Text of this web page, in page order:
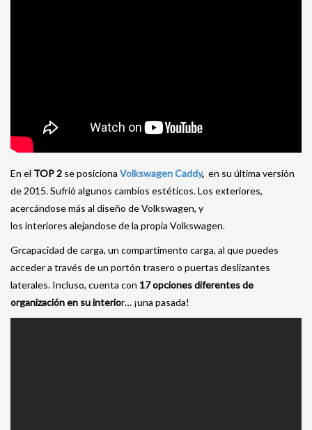
En el TOP 2 se posiciona Volkswagen Caddy, en su última versión
de 2015. Sufrió algunos cambios estéticos. Los exteriores,
acercándose más al diseño de Volkswagen, y
los interiores alejandose de la propia Volkswagen.
Grcapacidad de carga, un compartimento carga, al que puedes
acceder a través de un portón trasero o puertas deslizantes
laterales. Incluso, cuenta con 17 opciones diferentes de
organización en su interior… ¡una pasada!